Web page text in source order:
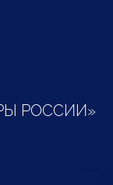
РОССИИ»